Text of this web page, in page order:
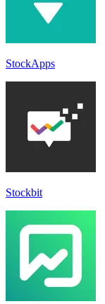
StockApps
Stockbit